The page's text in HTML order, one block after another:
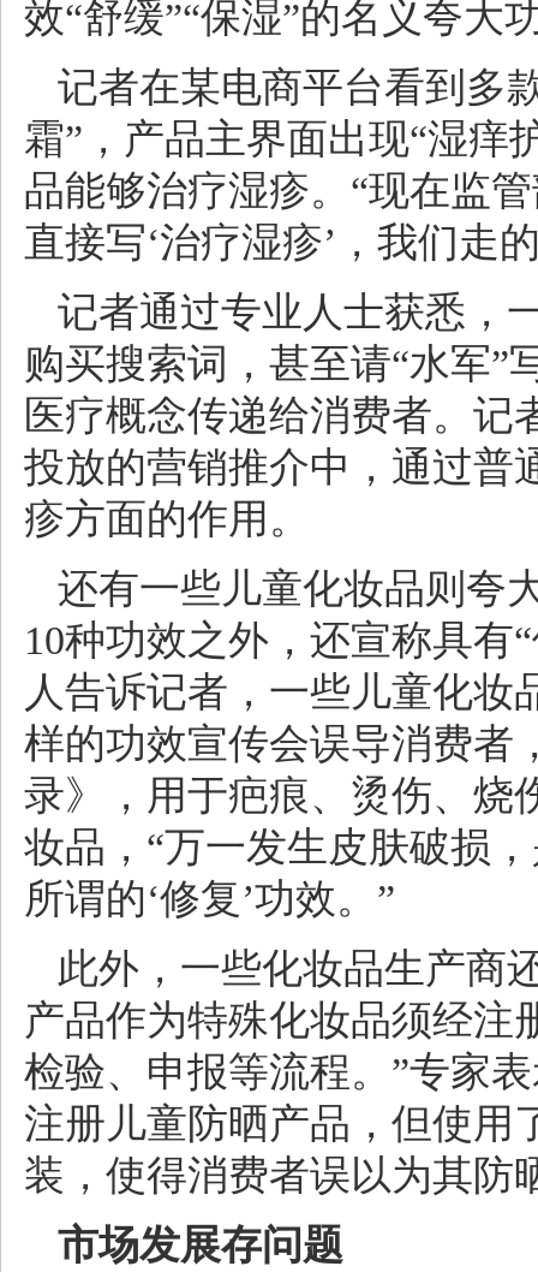
效“舒缓”“保湿”的名义夸大
记者在某电商平台看到多
霜”，产品主界面出现“湿痒
品能够治疗湿疹。“现在监
直接写‘治疗湿疹’，我们走
记者通过专业人士获悉，
购买搜索词，甚至请“水军”
医疗概念传递给消费者。记
投放的营销推介中，通过普
疹方面的作用。
还有一些儿童化妆品则夸
10种功效之外，还宣称具有
人告诉记者，一些儿童化妆
样的功效宣传会误导消费者
录》，用于疤痕、烫伤、烧
妆品，“万一发生皮肤破损
所谓的‘修复’功效。”
此外，一些化妆品生产商
产品作为特殊化妆品须经注
检验、申报等流程。”专家
注册儿童防晒产品，但使用
装，使得消费者误以为其防
市场发展存问题